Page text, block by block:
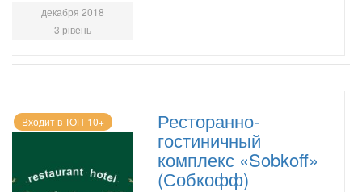
декабря 2018
3 рівень
Входит в ТОП-10+ Ресторанно-
гостиничный
комплекс «Sobkoff»
(Собкофф)